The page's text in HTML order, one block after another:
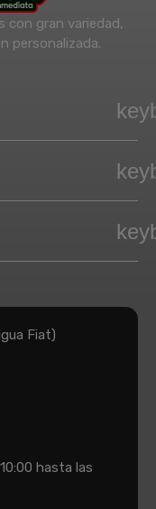
con gran variedad,
personalizada.
Fiat)
hasta las